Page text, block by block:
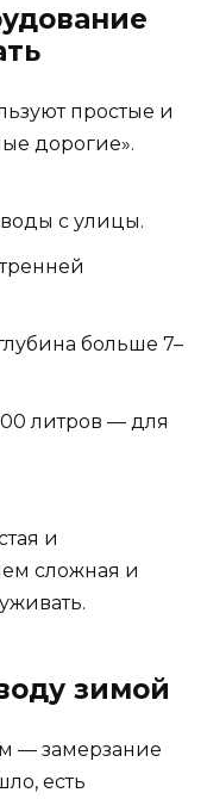
простые и
дорогие».
с улицы.
больше 7–
литров — для
и
сложная и
зимой
— замерзание
есть